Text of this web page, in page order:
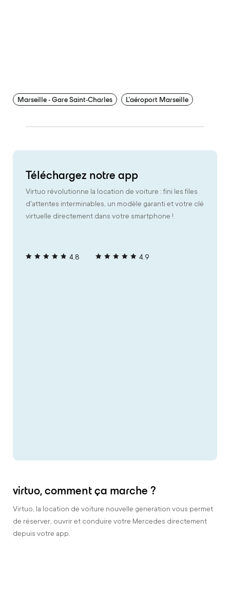
Marseille - Gare Saint-Charles L'aéroport Marseille
Téléchargez notre app
Virtuo révolutionne la location de voiture : fini les files
d'attentes interminables, un modèle garanti et votre clé
virtuelle directement dans votre smartphone !
4.8 4.9
virtuo, comment ça marche ?
Virtuo, la location de voiture nouvelle generation vous permet
de réserver, ouvrir et conduire votre Mercedes directement
depuis votre app.